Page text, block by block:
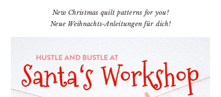
New Christmas quilt patterns for you!
Neue Weihnachts-Anleitungen für dich!